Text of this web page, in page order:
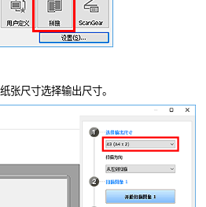
张尺寸选择输出尺寸。